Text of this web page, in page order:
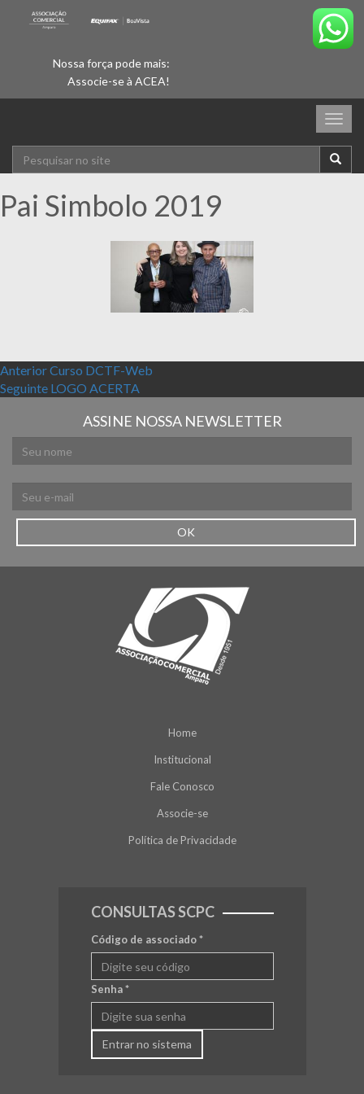
Nossa força pode mais:
Associe-se à ACEA!
Pai Simbolo 2019
Navegação de Post
AnteriorPost anterior:
Curso DCTF-Web
Seguinte Próximo post:
LOGO ACERTA
ASSINE NOSSA NEWSLETTER
OK
Home
Institucional
Fale Conosco
Associe-se
Política de Privacidade
CONSULTAS SCPC
Código de associado*
Senha*
Entrar no sistema